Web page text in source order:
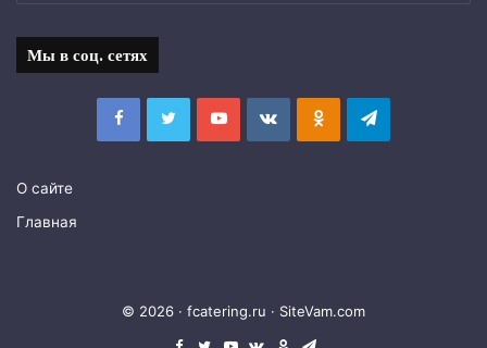
Мы в соц. сетях
FacebookTwitterYouTubevk.comОдноклассники
Telegram
О сайте
Главная
© 2026 · fcatering.ru · SiteVam.com